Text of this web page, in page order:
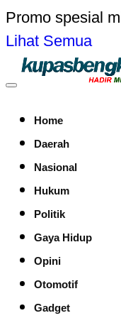
Promo spesial
Lihat Semua
Home
Daerah
Nasional
Hukum
Politik
Gaya Hidup
Opini
Otomotif
Gadget